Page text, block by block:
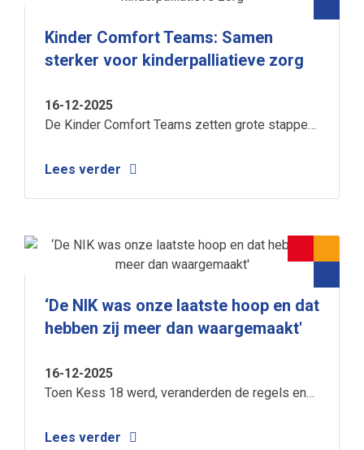
Kinder Comfort Teams: Samen
sterker voor kinderpalliatieve zorg
16-12-2025
De Kinder Comfort Teams zetten grote stappen
gezinnen. Hun groeiende slagkracht maakt het
dichterbij en zorgvuldiger te begeleiden.
Lees verder
‘De NIK was onze laatste hoop en dat
hebben zij meer dan waargemaakt'
16-12-2025
Toen Kess 18 werd, veranderden de regels en
het gezin door een doolhof van regelgeving én
Lees verder